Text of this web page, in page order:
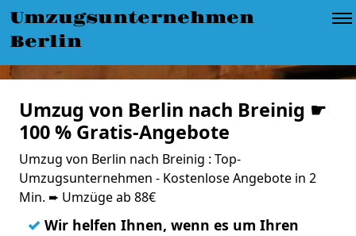
Umzugsunternehmen
Berlin
Umzug von Berlin nach Breinig ☛
100 % Gratis-Angebote
Umzug von Berlin nach Breinig : Top-
Umzugsunternehmen - Kostenlose Angebote in 2
Min. ➨ Umzüge ab 88€
✓ Wir helfen Ihnen, wenn es um Ihren